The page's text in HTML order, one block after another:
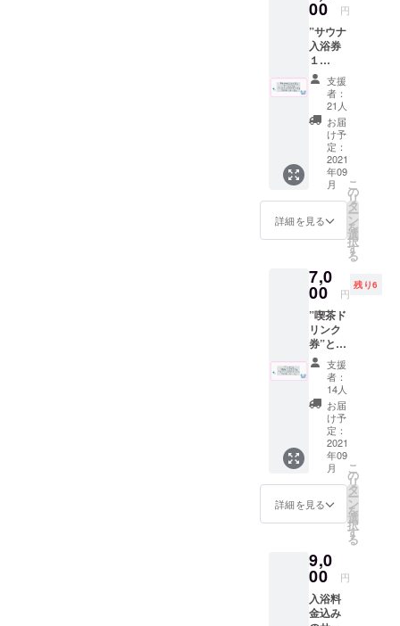
担とな
りま
す。 て
ぬぐい
につい
て デザ
インを
上堀内
美術
氏
https://t
witter.c
om/mid
uno_m
制作を
かまわ
kamaw
anu.jp
の
江澤氏
にご依
頼させ
て頂き
まし
た。 サ
イズ
33cm×
90cm
綿１０
０％ 日
染めの
ため色
色移り
するこ
とがあ
りま
す。
担とな
す。 て
ぬぐい
につい
て デザ
インを
上堀内
美術
氏
https://t
witter.c
om/mid
uno_m
e?s=20
制作を
かまわ
kamaw
anu.jp
の
江澤氏
にご依
頼させ
て頂き
まし
た。 サ
イズ
33cm×
90cm
綿１０
０％ 日
染めの
ため色
するこ
とがあ
りま
す。
使って
のみの
ご注文
に限り
ます。
※有効期
限2022
年８月
末 ※ク
ラファ
ン終了
後順次
発送予
定。 ※
送料は
プロ
ジェク
りま
す。
い”と”
グラ
ス”と"
ポスト
カー
ド"を同
封して
お送り
させて
頂きま
す。 ※
ドリン
ク券は
過去に
使用し
てい
ナ100円
券”を代
用致し
ます。
※ドリン
ク券は
アル
コール
も可
（使用
時に喫
茶での
酒類の
販売が
可能の
場合）
但し未
成年の
のみの
ご注文
に限り
ます。
※有効期
00 円
”サウナ
入浴券
１
枚”と”
ドリン
ク券１
枚”とT
シャ
ツ"と"
ポスト
カー
ド"を同
封して
お送り
させて
頂きま
ドリン
ク券は
過去に
使用し
てい
た”サウ
ナ100円
引き
券”を代
用致し
ます。
※ドリン
ク券は
アル
コール
も可
（使用
販売が
可能の
場合）
但し未
成年の
支援
者：
21人
お届
け予
定：
2021
年09
月
詳細を見る
こ
の
リ
タ
ー
ン
を
選
択
す
る
7,0
00 円
残り6
”喫茶ド
リンク
券”と”T
シャ
ツ”と”
グラ
ス”と"
ポスト
カー
ド"を同
封して
お送り
させて
頂きま
す。 ※
ドリン
過去に
使用し
てい
た”サウ
ナ100円
支援
者：
14人
お届
け予
定：
2021
年09
月
詳細を見る
こ
の
リ
タ
ー
ン
を
選
択
す
る
9,0
00 円
入浴料
金込み